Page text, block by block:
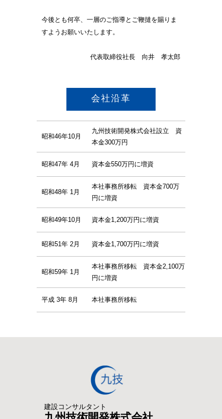
今後とも何卒、一層のご指導とご鞭撻を賜りま
すようお願いいたします。
代表取締役社長 向井 孝太郎
会社沿革
昭和46年10月
九州技術開発株式会社設立 資
本金300万円
昭和47年 4月 資本金550万円に増資
昭和48年 1月
本社事務所移転 資本金700万
円に増資
昭和49年10月 資本金1,200万円に増資
昭和51年 2月 資本金1,700万円に増資
昭和59年 1月
本社事務所移転 資本金2,100万
円に増資
平成 3年 8月 本社事務所移転
建設コンサルタント